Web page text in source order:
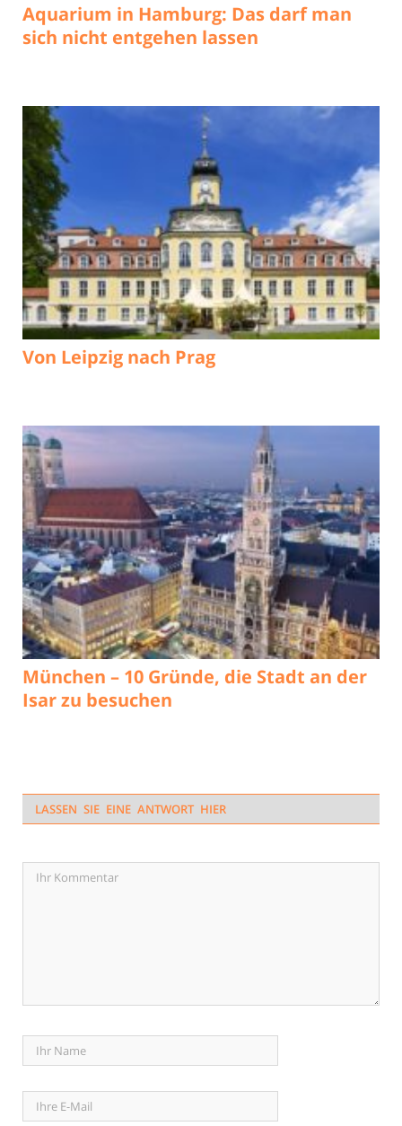
Aquarium in Hamburg: Das darf man
sich nicht entgehen lassen
Von Leipzig nach Prag
München – 10 Gründe, die Stadt an der
Isar zu besuchen
LASSEN SIE EINE ANTWORT HIER